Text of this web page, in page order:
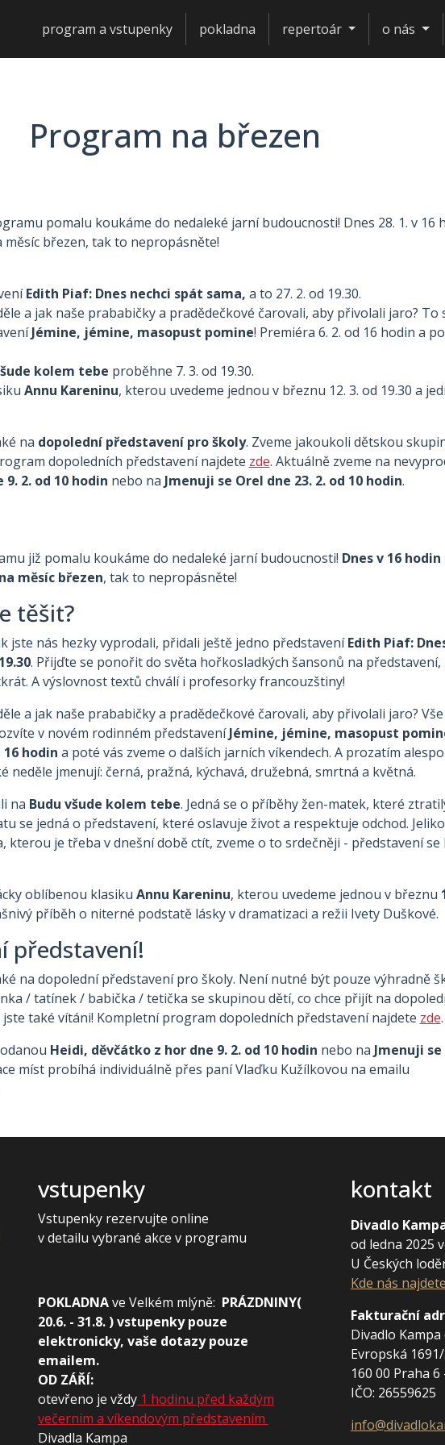
program a vstupenky pokladna repertoár o nás
Program na březen
pomalu koukáme do nedaleké jarní budoucnosti! Dnes 28. 1. v 16
březen, tak to nepropásněte!
Edith Piaf: Dnes nechci spát sama, a to 27. 2. od 19.30.
a jak naše prababičky a pradědečkové čarovali, aby přivolali jaro? To
Jémine, jémine, masopust pomine! Premiéra 6. 2. od 16 hodin a
kolem tebe proběhne 7. 3. od 19.30.
Annu Kareninu, kterou uvedeme jednou v březnu 12. 3. od 19.30 a
na dopolední představení pro školy. Zveme jakoukoli dětskou
dopoledních představení najdete zde. Aktuálně zveme na
2. od 10 hodin nebo na Jmenuji se Orel dne 23. 2. od 10 hodin.
již pomalu koukáme do nedaleké jarní budoucnosti! Dnes v 16 hodin
měsíc březen, tak to nepropásněte!
těšit?
jste nás hezky vyprodali, přidali ještě jedno představeníEdith Piaf:
. Přijďte se ponořit do světa hořkosladkých šansonů na představení,
A výslovnost textů chválí i profesorky francouzštiny!
a jak naše prababičky a pradědečkové čarovali, aby přivolali jaro?
v novém rodinném představeníJémine, jémine, masopust
16 hodin a poté vás zveme o dalších jarních víkendech. A prozatím
neděle jmenují: černá, pražná, kýchavá, družebná, smrtná a květná.
na Budu všude kolem tebe. Jedná se o příběhy žen-matek, které
se jedná o představení, které oslavuje život a respektuje odchod.
kterou je třeba v dnešní době ctít, zveme o to srdečněji - představení se
oblíbenou klasiku Annu Kareninu, kterou uvedeme jednou v březnu
příběh o niterné podstatě lásky v dramatizaci a režii Ivety Duškové.
představení!
na dopolední představení pro školy. Není nutné být pouze výhradně
/ tatínek / babička / tetička se skupinou dětí, co chce přijít na
jste také vítáni! Kompletní program dopoledních představení najdete zde.
Heidi, děvčátko z hor dne 9. 2. od 10 hodin nebo na Jmenuji
míst probíhá individuálně přes paní Vlaďku Kužílkovou na emailu
vstupenky
Vstupenky rezervujte online
v detailu vybrané akce v programu
POKLADNAve Velkém mlýně: PRÁZDNINY(
20.6. - 31.8. ) vstupenky pouze
elektronicky, vaše dotazy pouze
emailem.
OD ZÁŘÍ:
otevřeno je vždy 1 hodinu před každým
večerním a víkendovým představením
Divadla Kampa
kontakt
Divadlo
od ledna 2025
U Českých
Kde nás
Fakturační
Divadlo Kampa
Evropská
160 00 Praha 6
IČO: 26559625